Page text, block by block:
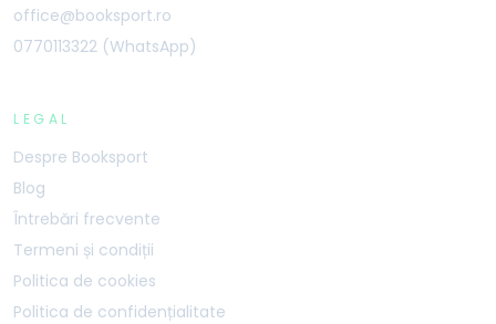
office@booksport.ro
0770113322 (WhatsApp)
LEGAL
Despre Booksport
Blog
Întrebări frecvente
Termeni și condiții
Politica de cookies
Politica de confidențialitate